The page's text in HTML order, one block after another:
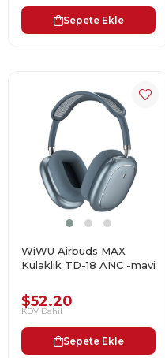
Sepete Ekle
WiWU Airbuds MAX
Kulaklık TD-18 ANC -mavi
$52.20
KDV Dahil
Sepete Ekle